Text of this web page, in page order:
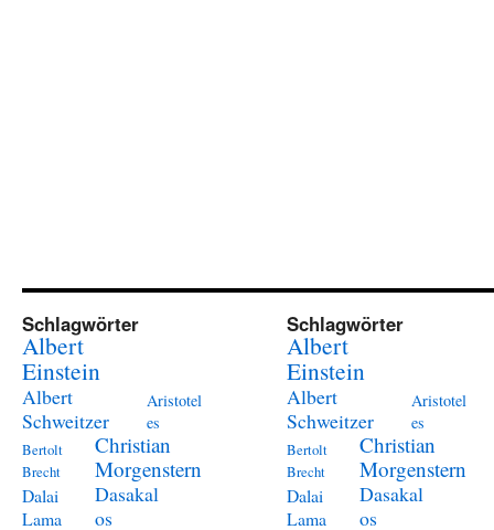
Schlagwörter
Albert
Einstein
Albert
Schweitzer
Aristotel
es
Bertolt
Brecht
Christian
Morgenstern
Dalai
Lama
Dasakal
os
Schlagwörter
Albert
Einstein
Albert
Schweitzer
Aristotel
es
Bertolt
Brecht
Christian
Morgenstern
Dalai
Lama
Dasakal
os